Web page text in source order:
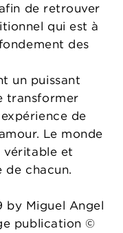
de retrouver
qui est à
des
un puissant
transformer
de
Le monde
véritable et
de chacun.
by Miguel Angel
publication ©